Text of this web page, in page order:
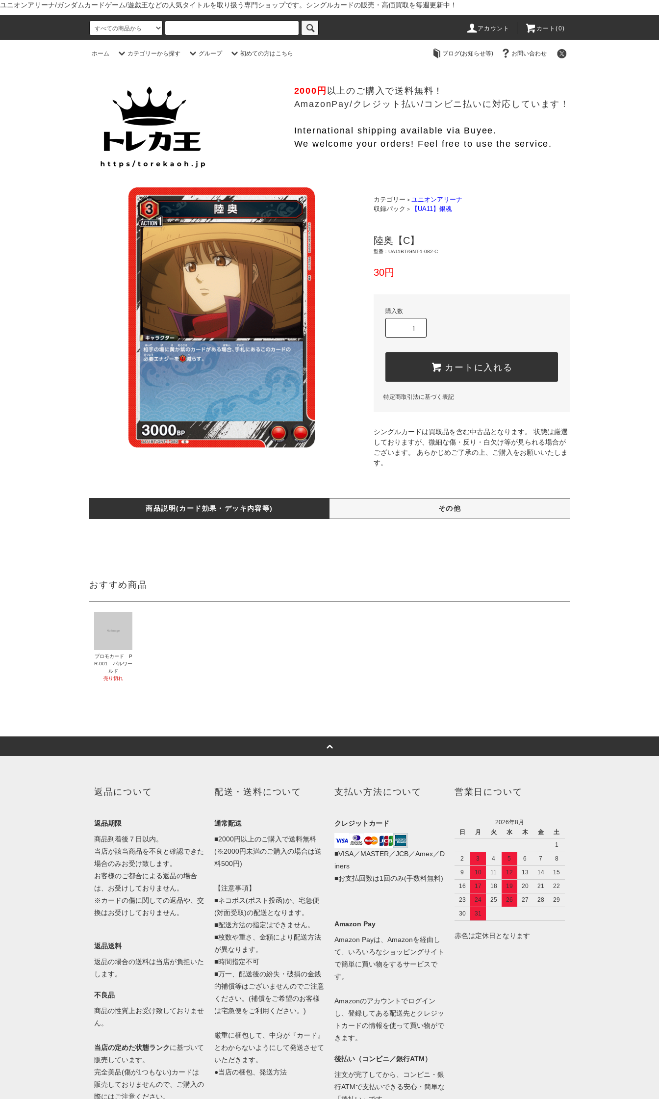
ユニオンアリーナ/ガンダムカードゲーム/遊戯王などの人気タイトルを取り扱う専門ショップです。シングルカードの販売・高価買取を毎週更新中！
アカウント カート(0)
ホーム カテゴリーから探す グループ 初めての方はこちら ブログ(お知らせ等) お問い合わせ
2000円 以上のご購入で送料無料！
AmazonPay/クレジット払い/コンビニ払いに対応しています！
International shipping available via Buyee.
We welcome your orders! Feel free to use the service.
カテゴリー > ユニオンアリーナ
収録パック > 【UA11】銀魂
陸奥【C】
型番：UA11BT/GNT-1-082-C
30円
購入数
カートに入れる
特定商取引法に基づく表記
シングルカードは買取品を含む中古品となります。 状態は厳選
しておりますが、微細な傷・反り・白欠け等が見られる場合が
ございます。 あらかじめご了承の上、ご購入をお願いいたしま
す。
商品説明(カード効果・デッキ内容等) その他
おすすめ商品
プロモカード P
R-001 パルワー
ルド
売り切れ
返品について
返品期限
商品到着後７日以内。
当店が該当商品を不良と確認できた
場合のみお受け致します。
お客様のご都合による返品の場合
は、お受けしておりません。
※カードの傷に関しての返品や、交
換はお受けしておりません。
返品送料
返品の場合の送料は当店が負担いた
します。
不良品
商品の性質上お受け致しておりませ
ん。
当店の定めた状態ランクに基づいて
販売しています。
完全美品(傷が1つもない)カードは
販売しておりませんので、ご購入の
際にはご注意ください。
配送・送料について
通常配送
■2000円以上のご購入で送料無料
(※2000円未満のご購入の場合は送
料500円)
【注意事項】
■ネコポス(ポスト投函)か、宅急便
(対面受取)の配送となります。
■配送方法の指定はできません。
■枚数や重さ、金額により配送方法
が異なります。
■時間指定不可
■万一、配送後の紛失・破損の金銭
的補償等はございませんのでご注意
ください。(補償をご希望のお客様
は宅急便をご利用ください。)
厳重に梱包して、中身が『カード』
とわからないようにして発送させて
いただきます。
●当店の梱包、発送方法
支払い方法について
クレジットカード
■VISA／MASTER／JCB／Amex／D
iners
■お支払回数は1回のみ(手数料無料)
Amazon Pay
Amazon Payは、Amazonを経由し
て、いろいろなショッピングサイト
で簡単に買い物をするサービスで
す。
Amazonのアカウントでログイン
し、登録してある配送先とクレジッ
トカードの情報を使って買い物がで
きます。
後払い（コンビニ／銀行ATM）
注文が完了してから、コンビニ・銀
行ATMで支払いできる安心・簡単な
営業日について
2026年8月
日
月 火 水 木 金
土
1
2
3 4 5 6 7
8
9
10 11 12 13 14
15
16
17 18 19 20 21
22
23
24 25 26 27 28
29
30
31
赤色は定休日となります